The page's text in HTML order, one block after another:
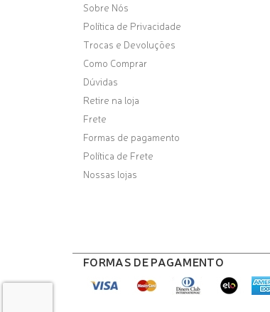
Sobre Nós
Política de Privacidade
Trocas e Devoluções
Como Comprar
Dúvidas
Retire na loja
Frete
Formas de pagamento
Política de Frete
Nossas lojas
FORMAS DE PAGAMENTO